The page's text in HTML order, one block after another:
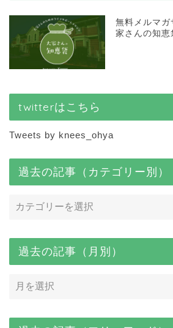
無料メルマガ
家さんの知恵
twitterはこちら
Tweets by knees_ohya
過去の記事（カテゴリー別）
過去の記事（月別）